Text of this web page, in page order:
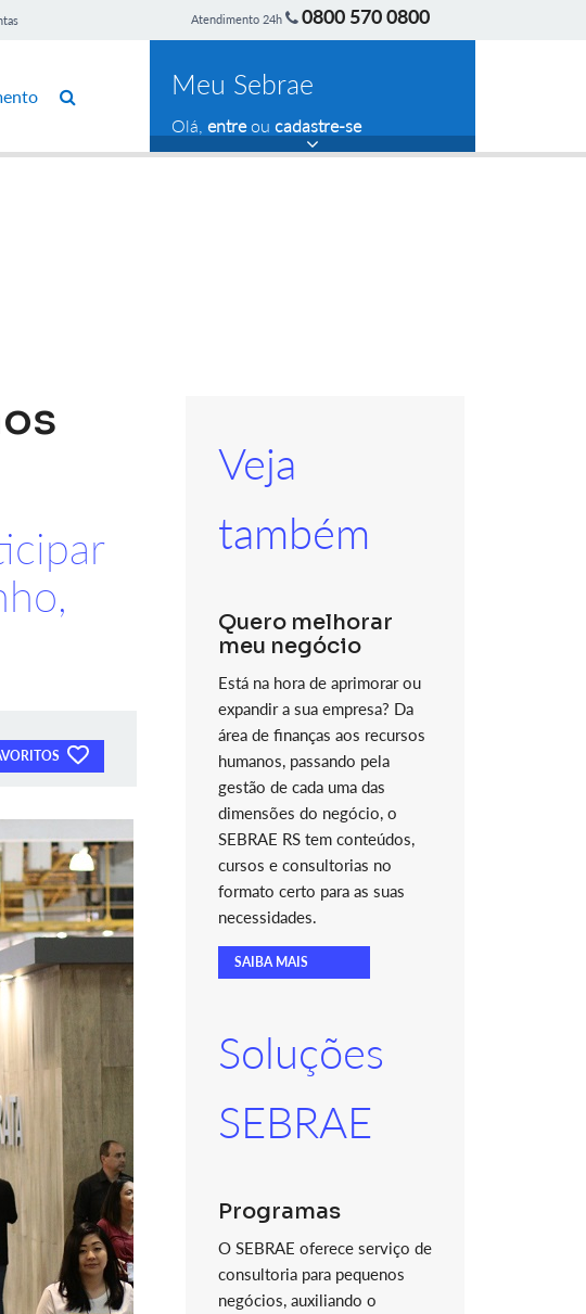
Atendimento 24h 0800 570 0800
Meu Sebrae
Olá, entreou cadastre-se
Veja
também
Quero melhorar
meu negócio
Está na hora de aprimorar ou
expandir a sua empresa? Da
área de finanças aos recursos
humanos, passando pela
gestão de cada uma das
dimensões do negócio, o
SEBRAE RS tem conteúdos,
cursos e consultorias no
formato certo para as suas
necessidades.
SAIBA MAIS
Soluções
SEBRAE
Programas
O SEBRAE oferece serviço de
consultoria para pequenos
negócios, auxiliando o